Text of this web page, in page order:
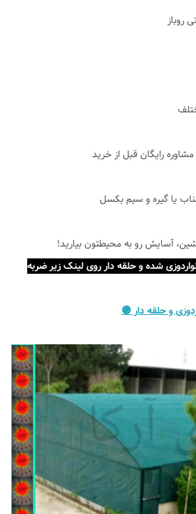
روباز
رایگان قبل از خرید
یا گیره و سیم بکسل
آسایش رو به محیطتون بیارید!
شده و حلقه دار روی لینک زیر ضربه
و حلقه دار 🟣